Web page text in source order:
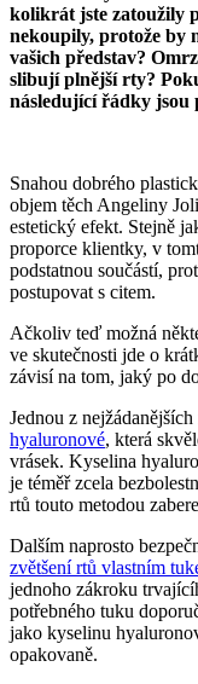
kolikrát jste zatoužily
nekoupily, protože by
vašich představ?
slibují plnější rty?
následující řádky jsou
Snahou dobrého
objem těch Angeliny
estetický efekt. Stejně
proporce klientky, v
podstatnou součástí,
postupovat s citem.
Ačkoliv teď možná
ve skutečnosti jde o
závisí na tom, jaký po
Jednou z
hyaluronové, která
vrásek. Kyselina
je téměř zcela
rtů touto metodou
Dalším naprosto
zvětšení rtů vlastním
jednoho zákroku
potřebného tuku
jako kyselinu
opakovaně.